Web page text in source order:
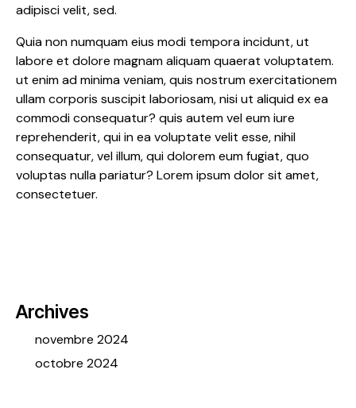
adipisci velit, sed.
Quia non numquam eius modi tempora incidunt, ut
labore et dolore magnam aliquam quaerat voluptatem.
ut enim ad minima veniam, quis nostrum exercitationem
ullam corporis suscipit laboriosam, nisi ut aliquid ex ea
commodi consequatur? quis autem vel eum iure
reprehenderit, qui in ea voluptate velit esse, nihil
consequatur, vel illum, qui dolorem eum fugiat, quo
voluptas nulla pariatur? Lorem ipsum dolor sit amet,
consectetuer.
Archives
novembre 2024
octobre 2024